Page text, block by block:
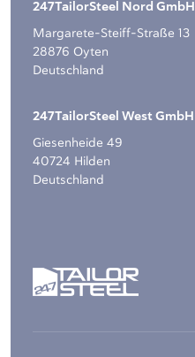
247TailorSteel Nord GmbH
Margarete-Steiff-Straße 13
28876 Oyten
Deutschland
247TailorSteel West GmbH
Giesenheide 49
40724 Hilden
Deutschland